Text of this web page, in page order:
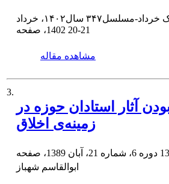
دوره 30، مجله پوپک خرداد-مسلسل۳۴۷ سال۱۴۰۲، خرداد
20-21
مشاهده مقاله
3.
آثار استادان حوزه در
زمینه‌ی اخلاق
ابوالقاسم شهباز